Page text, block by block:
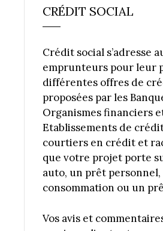
CRÉDIT SOCIAL
Crédit social s’adresse
emprunteurs pour leur
différentes offres de
proposées par les
Organismes financiers
Etablissements de
courtiers en crédit et
que votre projet porte
auto, un prêt
consommation ou un
Vos avis et